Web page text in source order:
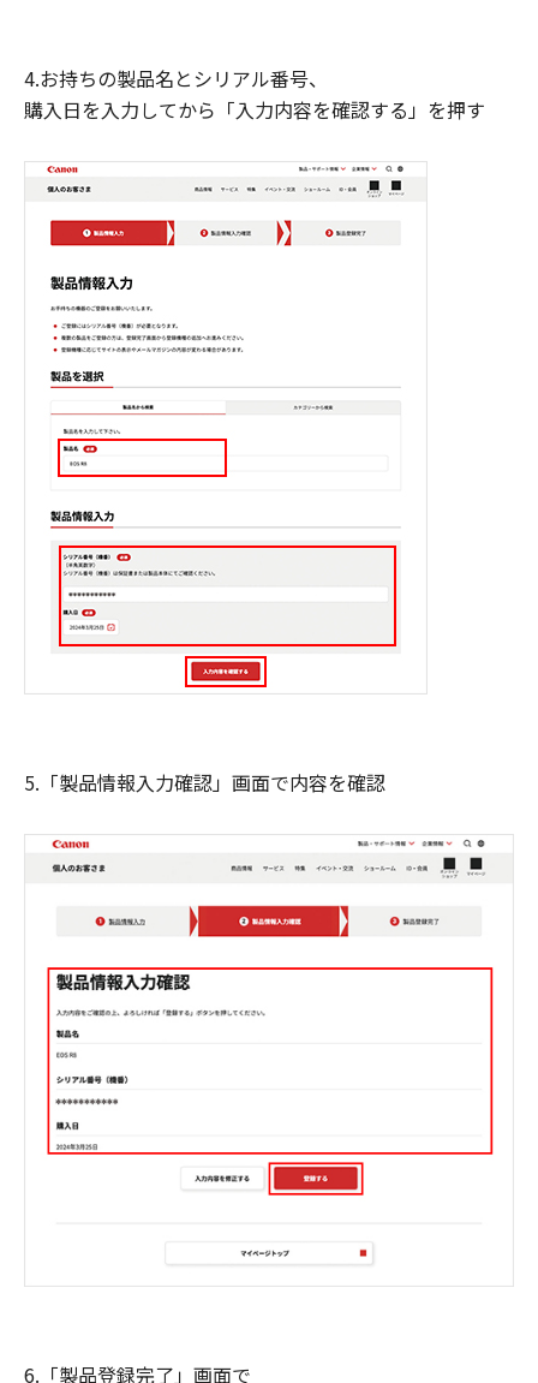
4.お持ちの製品名とシリアル番号、
購入日を入力してから「入力内容を確認する」を押す
5.「製品情報入力確認」画面で内容を確認
6.「製品登録完了」画面で